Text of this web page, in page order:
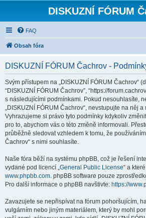
DISKUZNÍ FÓRUM
FAQ
Obsah fóra
DISKUZNÍ FÓRUM Čachrov -
Svým přístupem na „DISKUZNÍ FÓRUM Čachrov“
“DISKUZNÍ FÓRUM Čachrov”, “https://
s následujícími podmínkami. Pokud nesouhlasíte,
„DISKUZNÍ FÓRUM Čachrov“, nevstupujte na něj
Vyhrazujeme si právo tyto podmínky kdykoliv
pro to, abychom vás o této změně informovali.
průběžně sledovat vzhledem k tomu, že používáním
Čachrov“ s nimi souhlasíte.
Naše fóra běží na systému phpBB, což je řešení
vydané pod licencí „General Public License“ a
www.phpbb.com. phpBB software pouze
Pro další informace o phpBB navštivte: https://
Zavazujete se nepřispívat na fórum pohoršujícím,
vulgárním nebo jiným materiálem, který by mohl